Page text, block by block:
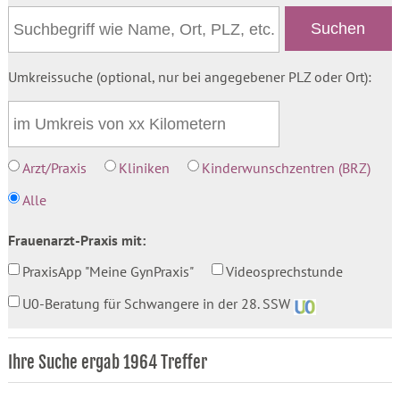
Umkreissuche (optional, nur bei angegebener PLZ oder Ort):
Arzt/Praxis Kliniken
Kinderwunschzentren (BRZ)
Alle
Frauenarzt-Praxis mit:
PraxisApp "Meine GynPraxis"
Videosprechstunde
U0-Beratung für Schwangere in der 28. SSW
Ihre Suche ergab 1964 Treffer